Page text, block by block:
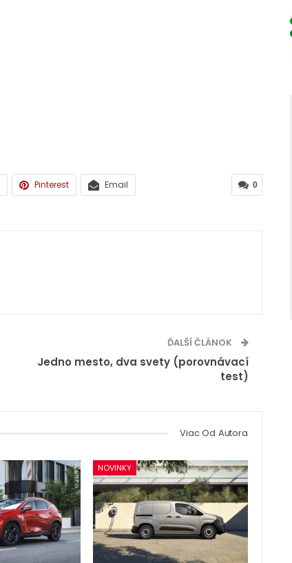
0
Pinterest Email
ĎALŠÍ ČLÁNOK
Jedno mesto, dva svety (porovnávací
test)
Viac Od Autora
NOVINKY